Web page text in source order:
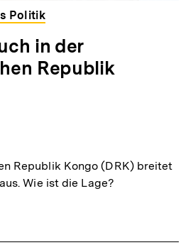
Politik
in der
Republik
Republik Kongo (DRK) breitet
Wie ist die Lage?